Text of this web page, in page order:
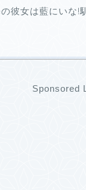
彼女は藍にいな
Sponsored